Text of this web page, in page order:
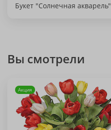
Букет "Солнечная акварель"
Вы смотрели
Акция